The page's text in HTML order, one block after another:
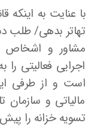
با عنایت به
تهاتر بدهی/ طلب
مشاور و اشخاص
اجرایی فعالیتی را
است و از طرفی
مالیاتی و سازمان
تسویه خزانه را